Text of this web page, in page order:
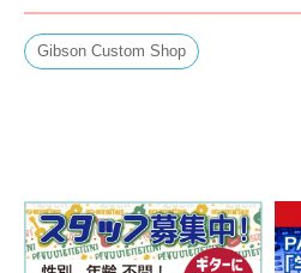
Gibson Custom Shop